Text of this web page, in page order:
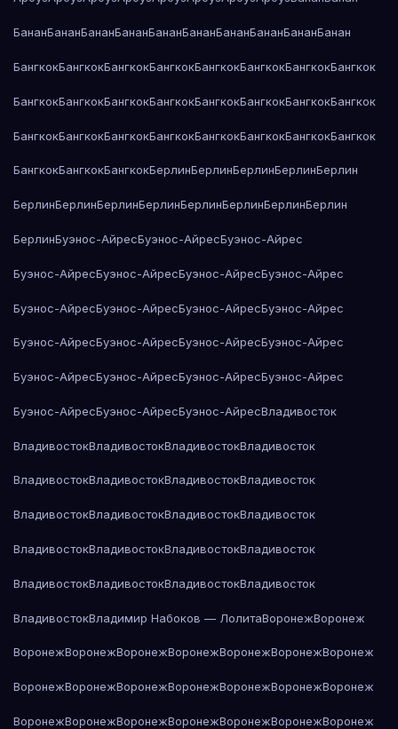
БананБананБананБананБананБананБананБананБананБанан
БангкокБангкокБангкокБангкокБангкокБангкокБангкокБангкок
БангкокБангкокБангкокБангкокБангкокБангкокБангкокБангкок
БангкокБангкокБангкокБангкокБангкокБангкокБангкокБангкок
БангкокБангкокБангкокБерлинБерлинБерлинБерлинБерлин
БерлинБерлинБерлинБерлинБерлинБерлинБерлинБерлин
БерлинБуэнос-АйресБуэнос-АйресБуэнос-Айрес
Буэнос-АйресБуэнос-АйресБуэнос-АйресБуэнос-Айрес
Буэнос-АйресБуэнос-АйресБуэнос-АйресБуэнос-Айрес
Буэнос-АйресБуэнос-АйресБуэнос-АйресБуэнос-Айрес
Буэнос-АйресБуэнос-АйресБуэнос-АйресБуэнос-Айрес
Буэнос-АйресБуэнос-АйресБуэнос-АйресВладивосток
ВладивостокВладивостокВладивостокВладивосток
ВладивостокВладивостокВладивостокВладивосток
ВладивостокВладивостокВладивостокВладивосток
ВладивостокВладивостокВладивостокВладивосток
ВладивостокВладивостокВладивостокВладивосток
ВладивостокВладимир Набоков — ЛолитаВоронежВоронеж
ВоронежВоронежВоронежВоронежВоронежВоронежВоронеж
ВоронежВоронежВоронежВоронежВоронежВоронежВоронеж
ВоронежВоронежВоронежВоронежВоронежВоронежВоронеж